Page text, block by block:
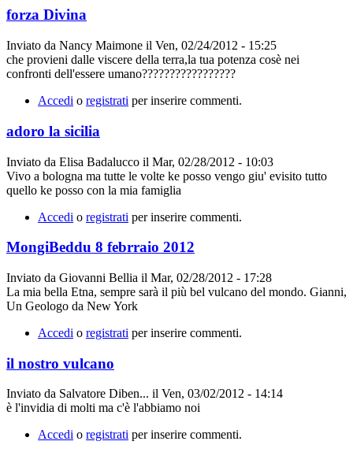
forza Divina
Inviato da Nancy Maimone il Ven, 02/24/2012 - 15:25
che provieni dalle viscere della terra,la tua potenza cosè nei
confronti dell'essere umano?????????????????
Accedi o registrati per inserire commenti.
adoro la sicilia
Inviato da Elisa Badalucco il Mar, 02/28/2012 - 10:03
Vivo a bologna ma tutte le volte ke posso vengo giu' evisito tutto
quello ke posso con la mia famiglia
Accedi o registrati per inserire commenti.
MongiBeddu 8 febrraio 2012
Inviato da Giovanni Bellia il Mar, 02/28/2012 - 17:28
La mia bella Etna, sempre sarà il più bel vulcano del mondo. Gianni,
Un Geologo da New York
Accedi o registrati per inserire commenti.
il nostro vulcano
Inviato da Salvatore Diben... il Ven, 03/02/2012 - 14:14
è l'invidia di molti ma c'è l'abbiamo noi
Accedi o registrati per inserire commenti.